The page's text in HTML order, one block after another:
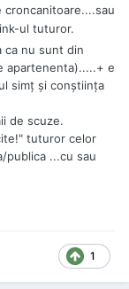
ul tuturor.
ca nu sunt din
apartenenta).....+ e
simţ şi conştiinţa
de scuze.
tuturor celor
publica ...cu sau
1